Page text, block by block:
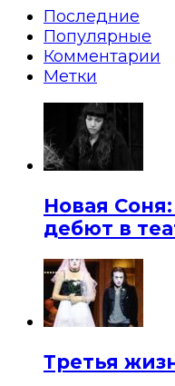
Последние
Популярные
Комментарии
Метки
Новая
дебют в
Третья